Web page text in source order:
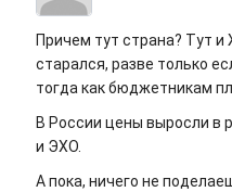
Причем тут страна? Тут
старался, разве только
тогда как бюджетникам
В России цены выросли в
и ЭХО.
А пока, ничего не